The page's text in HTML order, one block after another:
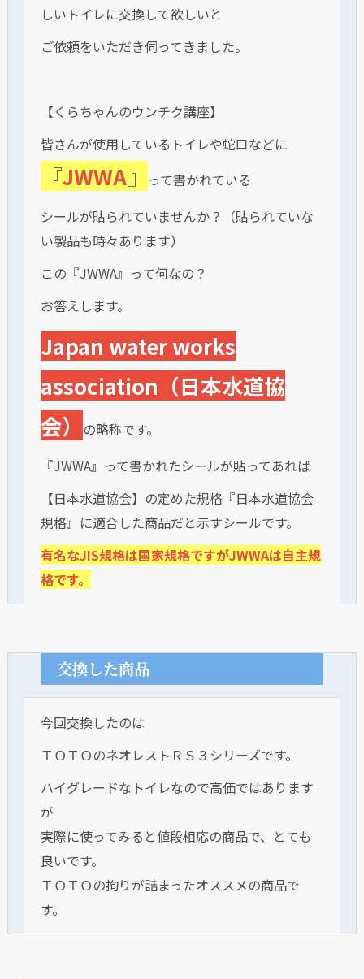
しいトイレに交換して欲しいと
ご依頼をいただき伺ってきました。
【くらちゃんのウンチク講座】
皆さんが使用しているトイレや蛇口などに
『JWWA』
って書かれている
シールが貼られていませんか？（貼られていな
い製品も時々あります）
この『JWWA』って何なの？
お答えします。
Japan water works
association（日本水道協
会）
の略称です。
『JWWA』って書かれたシールが貼ってあれば
【日本水道協会】の定めた規格『日本水道協会
規格』に適合した商品だと示すシールです。
有名なJIS規格は国家規格ですがJWWAは自主規
格です。
交換した商品
今回交換したのは
ＴＯＴＯのネオレストＲＳ３シリーズです。
ハイグレードなトイレなので高価ではあります
が
実際に使ってみると値段相応の商品で、とても
良いです。
ＴＯＴＯの拘りが詰まったオススメの商品で
す。